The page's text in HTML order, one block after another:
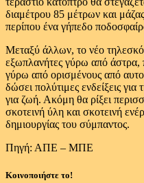
διαμέτρου 85 μέτρων και
περίπου ένα γήπεδο
Μεταξύ άλλων, το νέο
εξωπλανήτες γύρω από άστρα,
γύρω από ορισμένους από
δώσει πολύτιμες ενδείξεις για
για ζωή. Ακόμη θα ρίξει
σκοτεινή ύλη και σκοτεινή
δημιουργίας του σύμπαντος.
Πηγή: ΑΠΕ – ΜΠΕ
Κοινοποιήστε το!